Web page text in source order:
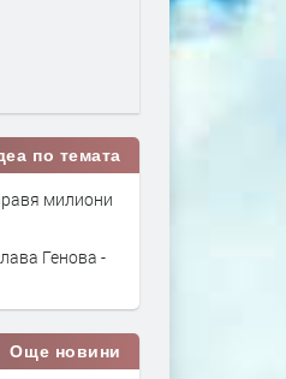
по темата
милиони
Генова -
Още новини